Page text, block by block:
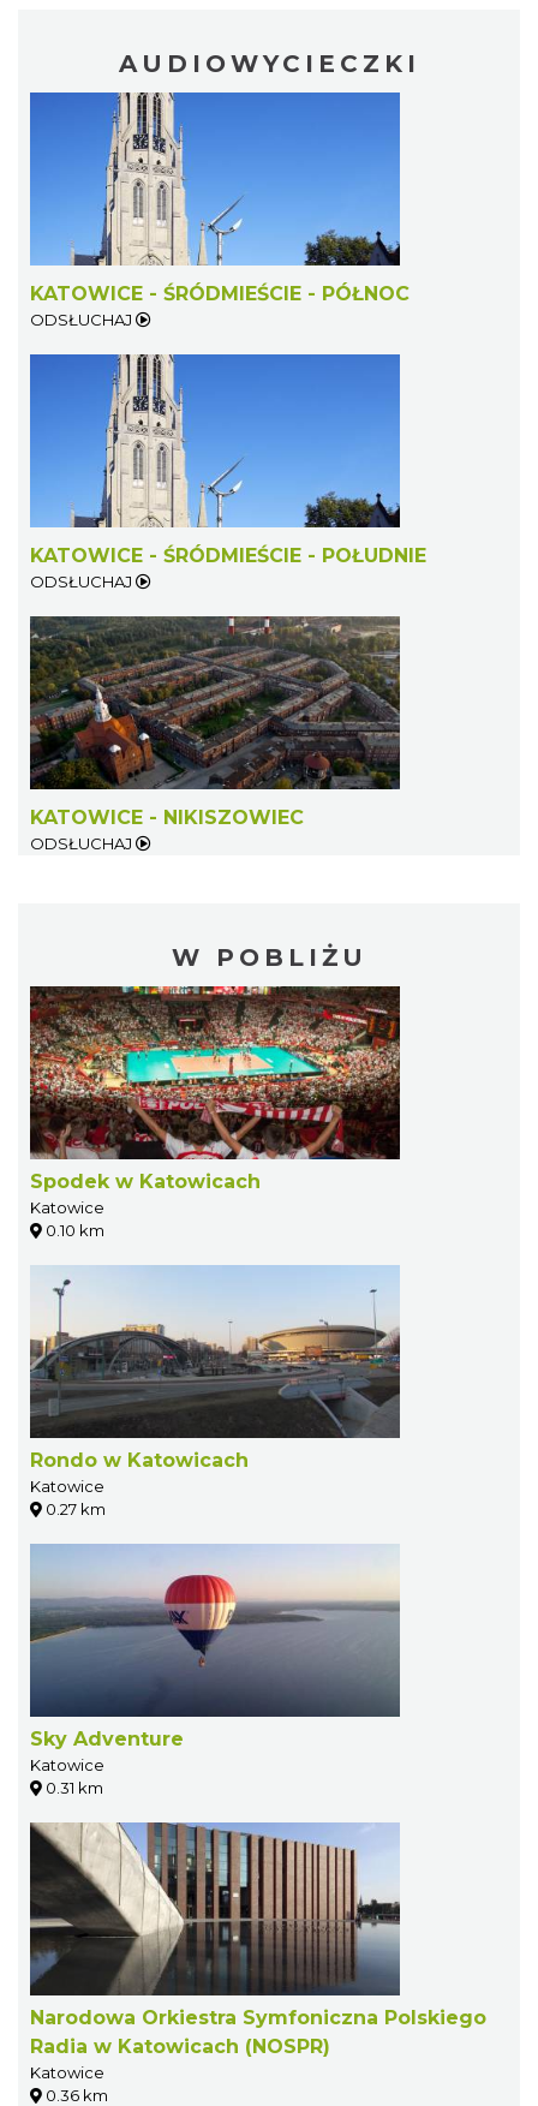
AUDIOWYCIECZKI
KATOWICE - ŚRÓDMIEŚCIE - PÓŁNOC
ODSŁUCHAJ
KATOWICE - ŚRÓDMIEŚCIE - POŁUDNIE
ODSŁUCHAJ
KATOWICE - NIKISZOWIEC
ODSŁUCHAJ
W POBLIŻU
Spodek w Katowicach
Katowice
0.10 km
Rondo w Katowicach
Katowice
0.27 km
Sky Adventure
Katowice
0.31 km
Narodowa Orkiestra Symfoniczna Polskiego
Radia w Katowicach (NOSPR)
Katowice
0.36 km